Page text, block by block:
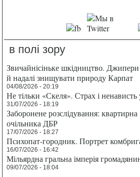
в полі зору
Звичайнісіньке шкідництво.
й надалі знищувати природу Карпат
04/08/2026 - 20:19
Не тільки «Скеля». Страх і
31/07/2026 - 18:19
Заборонене розслідування:
очільника ДБР
17/07/2026 - 18:27
Психопат-городник. Портрет
16/07/2026 - 16:42
Мільярдна гральна імперія
09/07/2026 - 18:04